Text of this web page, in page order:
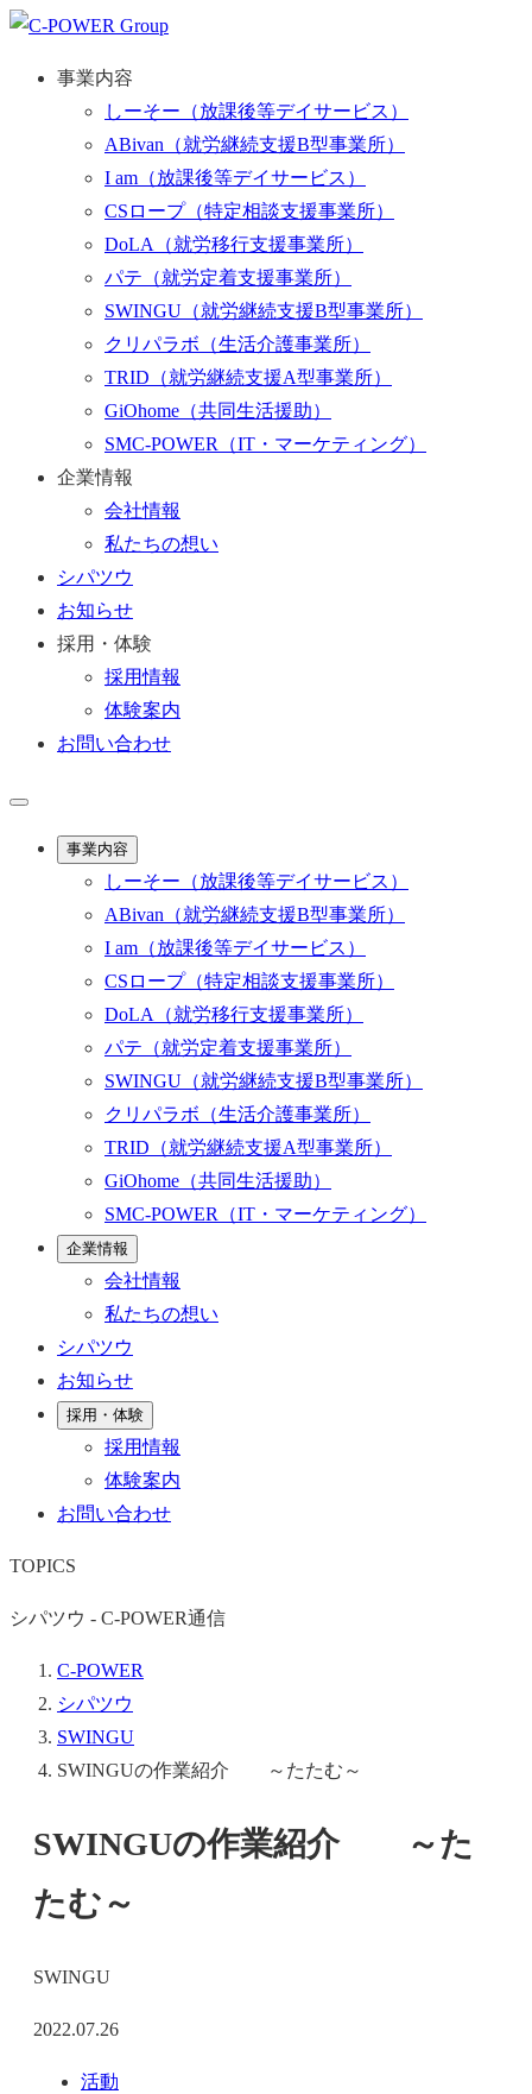
事業内容
しーそー （放課後等デイサービス）
ABivan （就労継続支援B型事業所）
I am （放課後等デイサービス）
CSロープ（特定相談支援事業所）
DoLA
（就労移行支援事業所）
パテ （就労定着支援事業所）
SWINGU （就労継続支援B型事業所）
クリパラボ （生活介護事業所）
TRID （就労継続支援A型事業所）
GiOhome （共同生活援助）
SMC-POWER
（IT・マーケティング）
企業情報
会社情報
私たちの想い
シパツウ
お知らせ
採用・体験
採用情報
体験案内
お問い合わせ
事業内容
しーそー （放課後等デイサービス）
ABivan （就労継続支援B型事業所）
I am （放課後等デイサービス）
CSロープ（特定相談支援事業所）
DoLA
（就労移行支援事業所）
パテ （就労定着支援事業所）
SWINGU （就労継続支援B型事業所）
クリパラボ （生活介護事業所）
TRID （就労継続支援A型事業所）
GiOhome （共同生活援助）
SMC-POWER
（IT・マーケティング）
企業情報
会社情報
私たちの想い
シパツウ
お知らせ
採用・体験
採用情報
体験案内
お問い合わせ
TOPICS
シパツウ - C-POWER通信
C-POWER
シパツウ
SWINGU
SWINGUの作業紹介 ～たたむ～
SWINGUの作業紹介 ～た
たむ～
SWINGU
2022.07.26
活動